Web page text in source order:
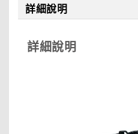
詳細說明
詳細說明